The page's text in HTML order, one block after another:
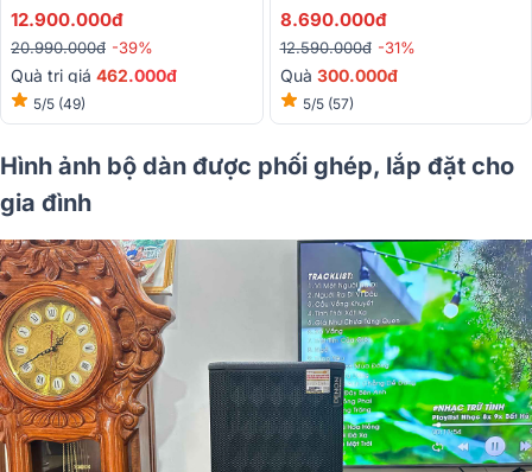
12.900.000đ
20.990.000đ -39%
Quà trị giá 462.000đ
5/5 (49)
2 Kênh, 450W, Kèm Micro
8.690.000đ
12.590.000đ -31%
Quà 300.000đ
5/5 (57)
Hình ảnh bộ dàn được phối ghép, lắp đặt cho
gia đình